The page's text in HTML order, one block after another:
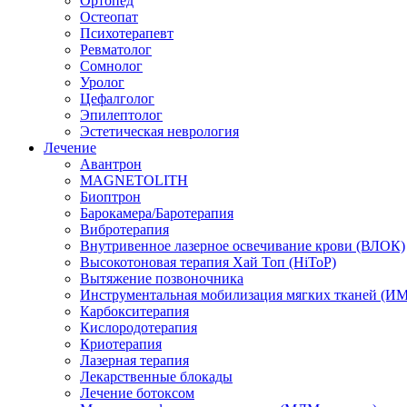
Остеопат
Психотерапевт
Ревматолог
Сомнолог
Уролог
Цефалголог
Эпилептолог
Эстетическая неврология
Лечение
Авантрон
MAGNETOLITH
Биоптрон
Барокамера/Баротерапия
Вибротерапия
Внутривенное лазерное освечивание крови (ВЛОК)
Высокотоновая терапия Хай Топ (HiToP)
Вытяжение позвоночника
Инструментальная мобилизация мягких тканей
Карбокситерапия
Кислородотерапия
Криотерапия
Лазерная терапия
Лекарственные блокады
Лечение ботоксом